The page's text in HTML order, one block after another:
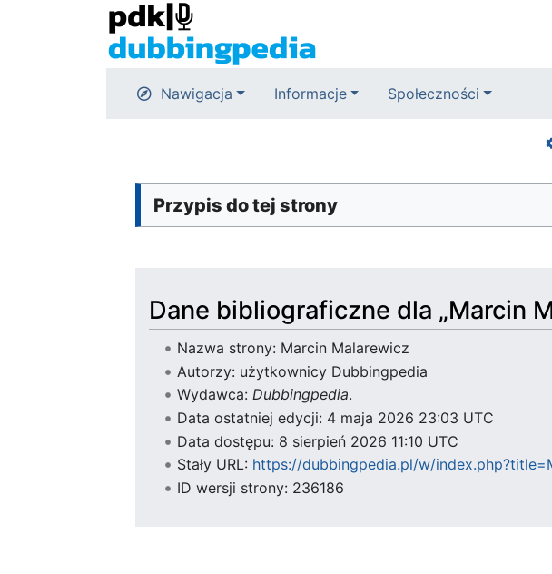
Nawigacja Informacje Społeczności
Przypis do tej strony
Dane bibliograficzne dla „Marcin
Nazwa strony: Marcin Malarewicz
Autorzy: użytkownicy Dubbingpedia
Wydawca: Dubbingpedia.
Data ostatniej edycji: 4 maja 2026 23:03 UTC
Data dostępu: 8 sierpień 2026 11:10 UTC
Stały URL: https://dubbingpedia.pl/w/
ID wersji strony: 236186